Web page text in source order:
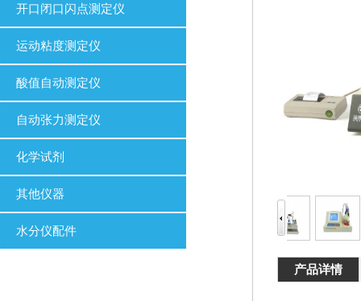
开口闭口闪点测定仪
运动粘度测定仪
酸值自动测定仪
自动张力测定仪
化学试剂
其他仪器
水分仪配件
产品详情